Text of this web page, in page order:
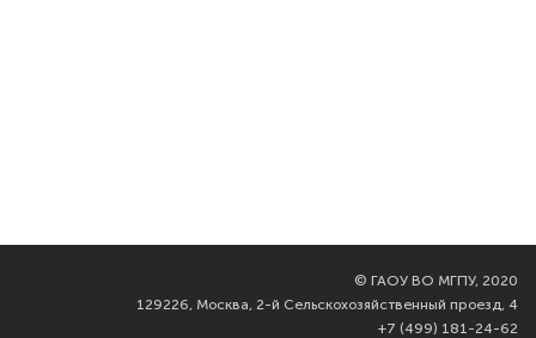
© ГАОУ ВО МГПУ, 2020
129226, Москва, 2-й Сельскохозяйственный проезд, 4
+7 (499) 181-24-62